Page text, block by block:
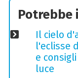
Potrebbe
Il cielo
l'eclisse
e
luce